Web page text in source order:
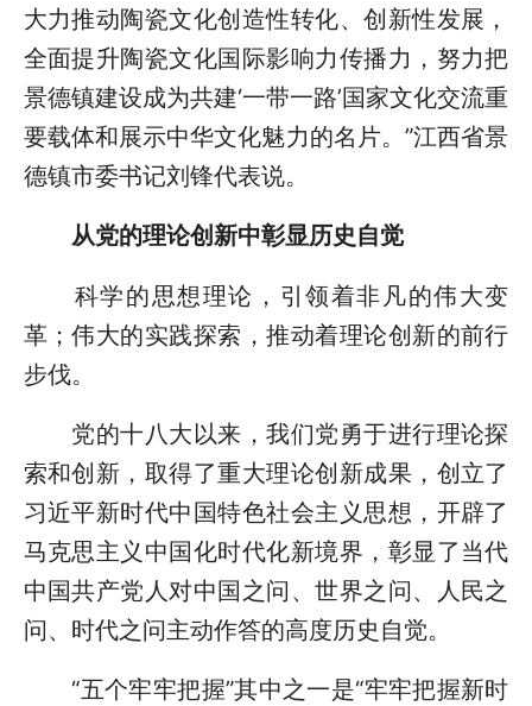
大力推动陶瓷文化创造性转化、创新性发展，
全面提升陶瓷文化国际影响力传播力，努力把
景德镇建设成为共建‘一带一路’国家文化交流重
要载体和展示中华文化魅力的名片。”江西省景
德镇市委书记刘锋代表说。
从党的理论创新中彰显历史自觉
科学的思想理论，引领着非凡的伟大变
革；伟大的实践探索，推动着理论创新的前行
步伐。
党的十八大以来，我们党勇于进行理论探
索和创新，取得了重大理论创新成果，创立了
习近平新时代中国特色社会主义思想，开辟了
马克思主义中国化时代化新境界，彰显了当代
中国共产党人对中国之问、世界之问、人民之
问、时代之问主动作答的高度历史自觉。
“五个牢牢把握”其中之一是“牢牢把握新时